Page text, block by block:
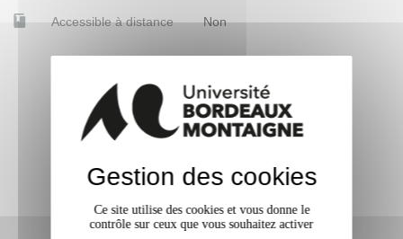
Accessible à distance Non
Gestion des cookies
Ce site utilise des cookies et vous donne le
contrôle sur ceux que vous souhaitez activer